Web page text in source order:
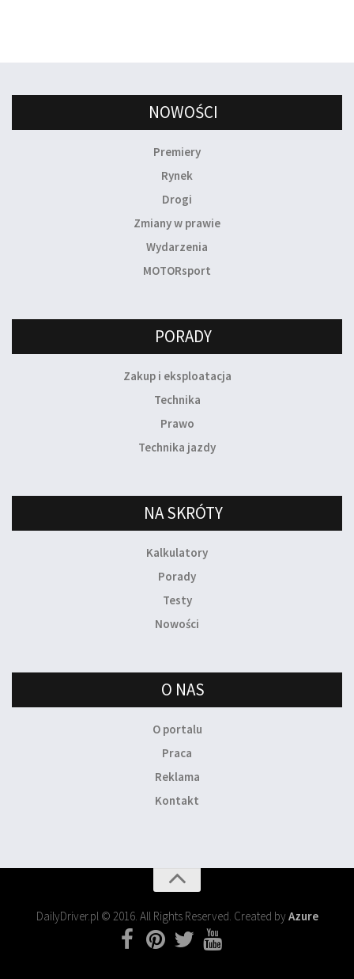
NOWOŚCI
Premiery
Rynek
Drogi
Zmiany w prawie
Wydarzenia
MOTORsport
PORADY
Zakup i eksploatacja
Technika
Prawo
Technika jazdy
NA SKRÓTY
Kalkulatory
Porady
Testy
Nowości
O NAS
O portalu
Praca
Reklama
Kontakt
DailyDriver.pl © 2016. All Rights Reserved. Created byAzure